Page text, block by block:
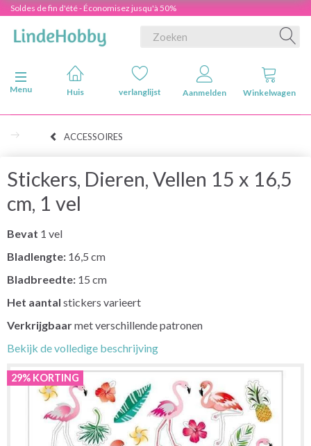
Soldes de fin d'été - Économisez jusqu'à 50%
Navigatie in-/uitschakelen
Menu
Huis verlanglijst Aanmelden Winkelwagen
ACCESSOIRES
Stickers, Dieren, Vellen 15 x 16,5
cm, 1 vel
Bevat 1 vel
Bladlengte: 16,5 cm
Bladbreedte: 15 cm
Het aantal stickers varieert
Verkrijgbaarmet verschillende patronen
Bekijk de volledige beschrijving
29% KORTING